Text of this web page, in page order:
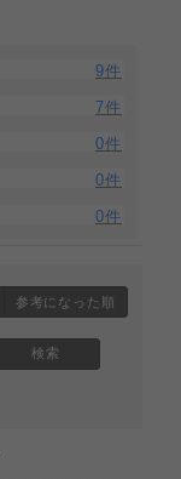
9件
7件
0件
0件
0件
参考になった順
検索